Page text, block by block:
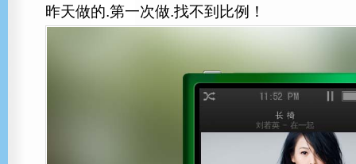
昨天做的.第一次做.找不到比例！